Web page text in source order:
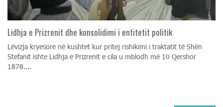
Lidhja e Prizrenit dhe konsolidimi i entitetit politik
Lëvizja kryesore në kushtet kur pritej rishikimi i traktatit të Shën
Stefanit ishte Lidhja e Prizrenit e cila u mblodh më 10 Qershor
1878....